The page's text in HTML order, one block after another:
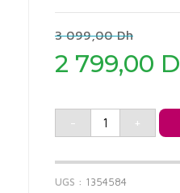
3 099,00DhLe
3
2 799,00
prix
actuel
est :
2
799,00
- +
UGS : 1354584